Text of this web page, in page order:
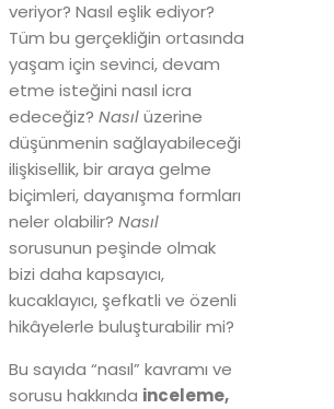
veriyor? Nasıl eşlik ediyor?
Tüm bu gerçekliğin ortasında
yaşam için sevinci, devam
etme isteğini nasıl icra
edeceğiz? Nasılüzerine
düşünmenin sağlayabileceği
ilişkisellik, bir araya gelme
biçimleri, dayanışma formları
neler olabilir? Nasıl
sorusunun peşinde olmak
bizi daha kapsayıcı,
kucaklayıcı, şefkatli ve özenli
hikâyelerle buluşturabilir mi?
Bu sayıda “nasıl” kavramı ve
sorusu hakkında inceleme,